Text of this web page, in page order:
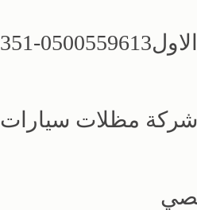
شركة مظلات سيارات